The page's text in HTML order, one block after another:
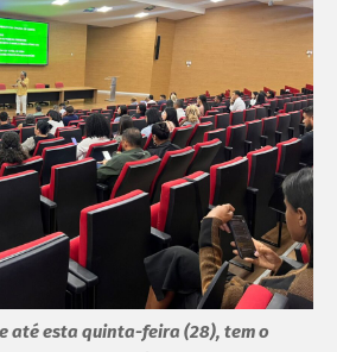
até esta quinta-feira (28), tem o